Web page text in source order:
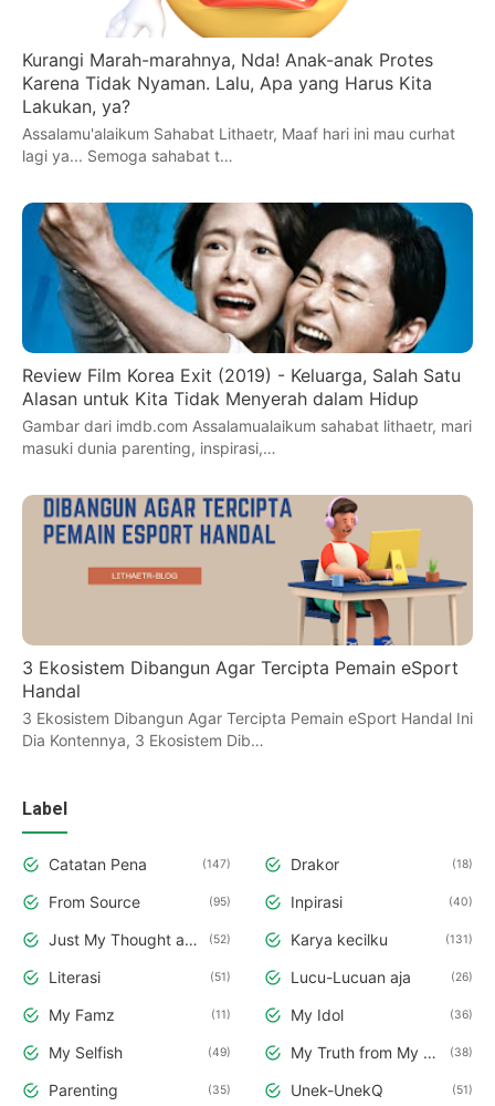
Kurangi Marah-marahnya, Nda! Anak-anak Protes
Karena Tidak Nyaman. Lalu, Apa yang Harus Kita
Lakukan, ya?
Assalamu'alaikum Sahabat Lithaetr, Maaf hari ini mau curhat
lagi ya... Semoga sahabat t…
Review Film Korea Exit (2019) - Keluarga, Salah Satu
Alasan untuk Kita Tidak Menyerah dalam Hidup
Gambar dari imdb.com Assalamualaikum sahabat lithaetr, mari
masuki dunia parenting, inspirasi,…
3 Ekosistem Dibangun Agar Tercipta Pemain eSport
Handal
3 Ekosistem Dibangun Agar Tercipta Pemain eSport Handal Ini
Dia Kontennya, 3 Ekosistem Dib…
Label
Catatan Pena 147 Drakor 18
From Source 95 Inpirasi 40
Just My Thought and Opinion 52 Karya kecilku 131
Literasi 51 Lucu-Lucuan aja 26
My Famz 11 My Idol 36
My Selfish 49 My Truth from My Deepest Hearth 38
Parenting 35 Unek-UnekQ 51